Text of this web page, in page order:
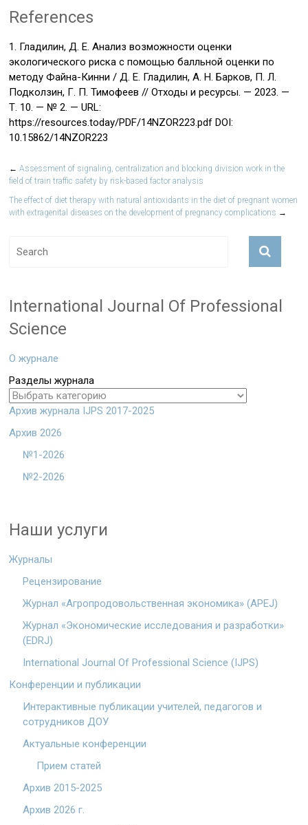
References
1. Гладилин, Д. Е. Анализ возможности оценки
экологического риска с помощью балльной оценки по
методу Файна-Кинни / Д. Е. Гладилин, А. Н. Барков, П. Л.
Подколзин, Г. П. Тимофеев // Отходы и ресурсы. — 2023. —
Т. 10. — № 2. — URL:
https://resources.today/PDF/14NZOR223.pdf DOI:
10.15862/14NZOR223
← Assessment of signaling, centralization and blocking division work in the
field of train traffic safety by risk-based factor analysis
The effect of diet therapy with natural antioxidants in the diet of pregnant women
with extragenital diseases on the development of pregnancy complications →
International Journal Of Professional
Science
О журнале
Разделы журнала
Архив журнала IJPS 2017-2025
Архив 2026
№1-2026
№2-2026
Наши услуги
Журналы
Рецензирование
Журнал «Агропродовольственная экономика» (APEJ)
Журнал «Экономические исследования и разработки»
(EDRJ)
International Journal Of Professional Science (IJPS)
Конференции и публикации
Интерактивные публикации учителей, педагогов и
сотрудников ДОУ
Актуальные конференции
Прием статей
Архив 2015-2025
Архив 2026 г.